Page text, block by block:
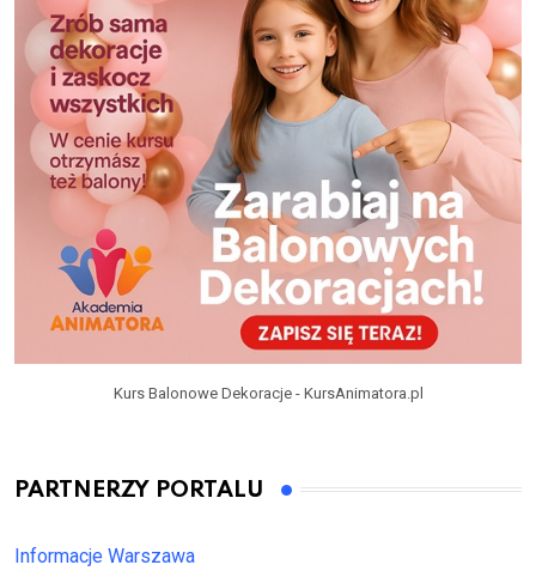
Kurs Balonowe Dekoracje - KursAnimatora.pl
PARTNERZY PORTALU
Informacje Warszawa